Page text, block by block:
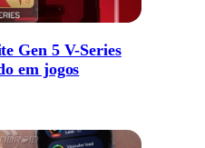
Gen 5 V-Series
em jogos